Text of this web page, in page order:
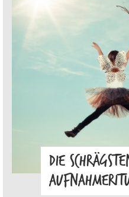
DIE